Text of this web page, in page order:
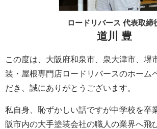
ロードリバース 代表取締
道川 豊
この度は、大阪府和泉市、泉大津市、堺
装・屋根専門店ロードリバースのホーム
だき、誠にありがとうございます。
私自身、恥ずかしい話ですが中学校を卒
阪市内の大手塗装会社の職人の業界へ飛